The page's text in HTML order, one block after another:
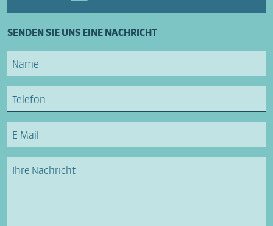
SENDEN SIE UNS EINE NACHRICHT